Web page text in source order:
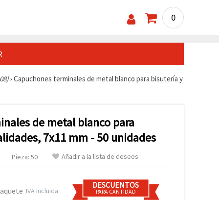
0
› Capuchones terminales de metal blanco para bisutería y
de metal blanco para
7x11 mm - 50 unidades
Pieza: 50 Añadir a la lista de deseos
IVA incluida
DESCUENTOS
PARA CANTIDAD